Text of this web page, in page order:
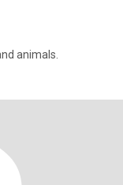
animals.